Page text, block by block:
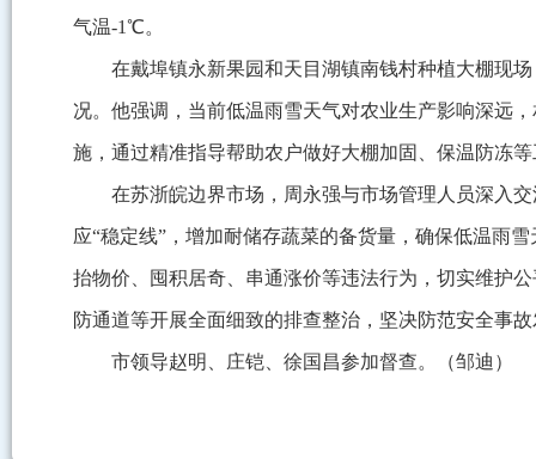
气温-1℃。
在戴埠镇永新果园和天目湖镇南钱村种植大棚现
况。他强调，当前低温雨雪天气对农业生产影响深远
施，通过精准指导帮助农户做好大棚加固、保温防冻
在苏浙皖边界市场，周永强与市场管理人员深入
应“稳定线”，增加耐储存蔬菜的备货量，确保低温雨
抬物价、囤积居奇、串通涨价等违法行为，切实维护
防通道等开展全面细致的排查整治，坚决防范安全事
市领导赵明、庄铠、徐国昌参加督查。（邹迪）